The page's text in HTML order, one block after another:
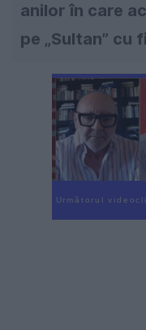
anilor în care
pe „Sultan” cu
Următorul